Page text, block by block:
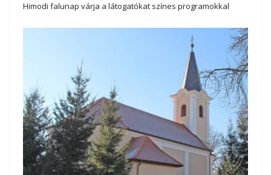
Himodi falunap várja a látogatókat színes programokkal